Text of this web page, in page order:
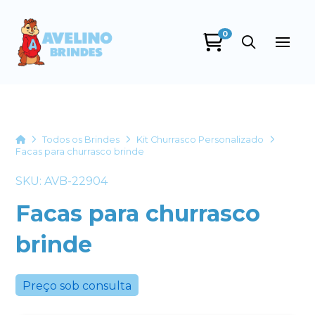
0
HomeTodos os Brindes
Kit Churrasco Personalizado
Facas para churrasco brinde
SKU: AVB-22904
Facas para churrasco
brinde
Preço sob consulta